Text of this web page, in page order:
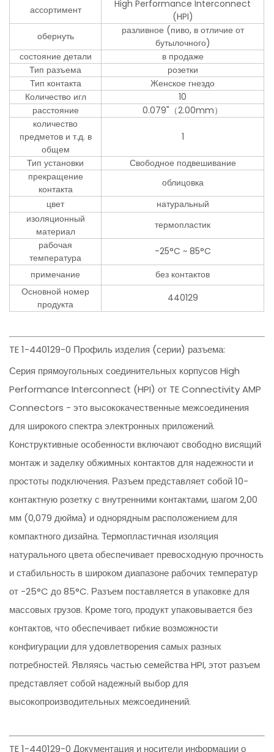
ассортимент
High Performance Interconnect
(HPI)
обернуть
разливное (пиво, в отличие от
бутылочного)
состояние детали
в продаже
Тип разъема
розетки
Тип контакта
Женское гнездо
Количество игл
10
расстояние
0.079"（2.00mm）
количество
предметов и т.д. в
общем
1
Тип установки
Свободное подвешивание
прекращение
контакта
облицовка
цвет
натуральный
изоляционный
материал
термопластик
рабочая
температура
-25°C ~ 85°C
примечание
без контактов
Основной номер
продукта
440129
TE 1-440129-0 Профиль изделия (серии) разъема:
Серия прямоугольных соединительных корпусов High
Performance Interconnect (HPI) от TE Connectivity AMP
Connectors - это высококачественные межсоединения
для широкого спектра электронных приложений.
Конструктивные особенности включают свободно висящий
монтаж и заделку обжимных контактов для надежности и
простоты подключения. Разъем представляет собой 10-
контактную розетку с внутренними контактами, шагом 2,00
мм (0,079 дюйма) и однорядным расположением для
компактного дизайна. Термопластичная изоляция
натурального цвета обеспечивает превосходную прочность
и стабильность в широком диапазоне рабочих температур
от -25°C до 85°C. Разъем поставляется в упаковке для
массовых грузов. Кроме того, продукт упаковывается без
контактов, что обеспечивает гибкие возможности
конфигурации для удовлетворения самых разных
потребностей. Являясь частью семейства HPI, этот разъем
представляет собой надежный выбор для
высокопроизводительных межсоединений.
TE 1-440129-0 Документация и носители информации о